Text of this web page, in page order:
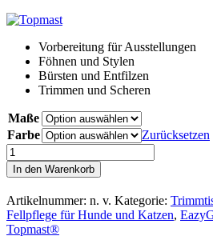
Vorbereitung für Ausstellungen
Föhnen und Stylen
Bürsten und Entfilzen
Trimmen und Scheren
Maße
Farbe
Zurücksetzen
EazyGroomer
Trimmtisch
Menge
In den Warenkorb
Artikelnummer: n. v. Kategorie:
Fellpflege für Hunde und Katzen,
Topmast®